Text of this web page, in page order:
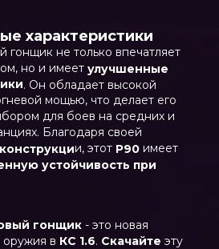
характеристики
гонщик не только впечатляет
но и имеет улучшенные
. Он обладает высокой
мощью, что делает его
для боев на средних и
Благодаря своей
и, этот P90 имеет
устойчивость при
гонщик - это новая
оружия в КС 1.6. Скачайте эту